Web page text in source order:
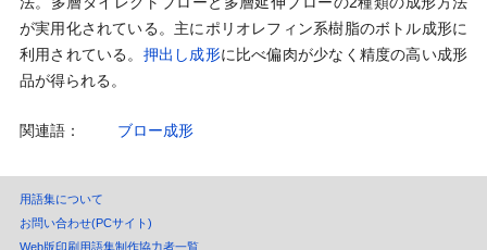
が実用化されている。主にポリオレフィン系樹脂のボトル成形に
利用されている。 押出し成形に比べ偏肉が少なく精度の高い成形
品が得られる。
関連語： ブロー成形
用語集について
お問い合わせ(PCサイト)
Web版印刷用語集制作協力者一覧